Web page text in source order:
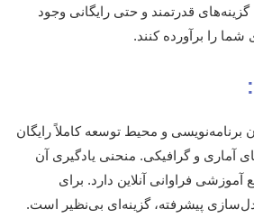
قدرتمند و حتی رایگانی وجود
شما را برآورده کنند.
برنامه‌نویسی و محیط توسعه کاملاً رایگان
آماری و گرافیکی. منحنی یادگیری آن
آموزشی فراوانی آنلاین دارد. برای
پیشرفته، گزینه‌ای بی‌نظیر است.